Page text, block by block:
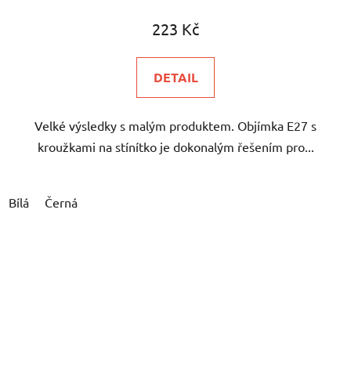
223 Kč
DETAIL
Velké výsledky s malým produktem. Objímka E27 s
kroužkami na stínítko je dokonalým řešením pro...
Bílá Černá